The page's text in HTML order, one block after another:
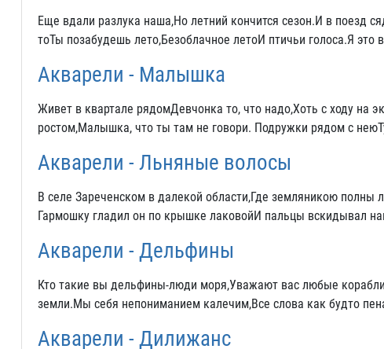
Еще вдали разлука наша,Но летний кончится сезон.И в поезд
тоТы позабудешь лето,Безоблачное летоИ птичьи голоса.Я это
Акварели - Малышка
Живет в квартале рядомДевчонка то, что надо,Хоть с ходу на
ростом,Малышка, что ты там не говори. Подружки рядом с
Акварели - Льняные волосы
В селе Зареченском в далекой области,Где земляникою
Гармошку гладил он по крышке лаковойИ пальцы вскидывал
Акварели - Дельфины
Кто такие вы дельфины-люди моря,Уважают вас любые
земли.Мы себя непониманием калечим,Все слова как будто
Акварели - Дилижанс